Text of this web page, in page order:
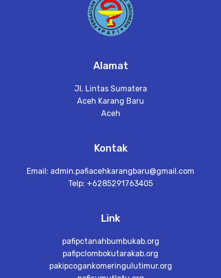
Alamat
Jl. Lintas Sumatera
Aceh Karang Baru
Aceh
Kontak
Email: admin.pafiacehkarangbaru@gmail.com
Telp: +6285291763405
Link
pafipctanahbumbukab.org
pafipclombokutarakab.org
pakipcogankomeringulutimur.org